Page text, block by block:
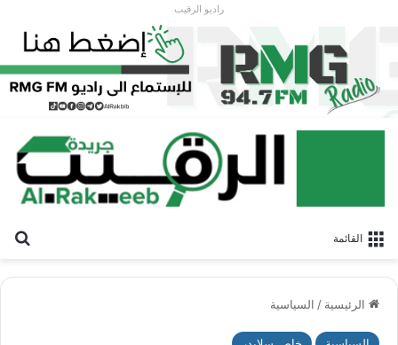
راديو الرقيب
القائمة
الرئيسية / السياسية